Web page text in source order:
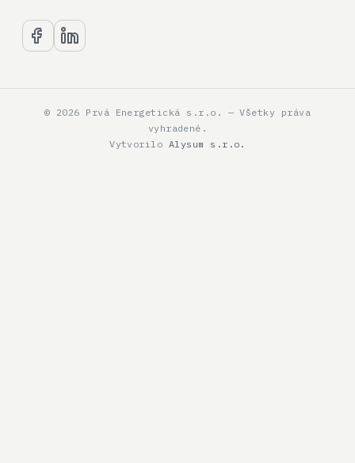
© 2026 Prvá Energetická s.r.o. — Všetky práva
vyhradené.
Vytvorilo Alysum s.r.o.